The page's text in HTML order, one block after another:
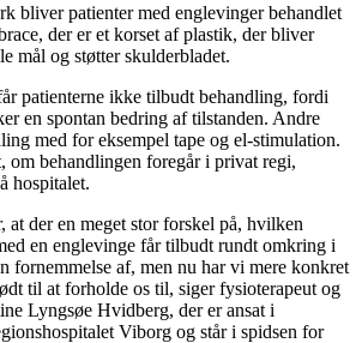
bliver patienter med englevinger behandlet
der er et korset af plastik, der bliver
mål og støtter skulderbladet.
patienterne ikke tilbudt behandling, fordi
en spontan bedring af tilstanden. Andre
med for eksempel tape og el-stimulation.
om behandlingen foregår i privat regi,
hospitalet.
at der en meget stor forskel på, hvilken
en englevinge får tilbudt rundt omkring i
fornemmelse af, men nu har vi mere konkret
til at forholde os til, siger fysioterapeut og
Lyngsøe Hvidberg, der er ansat i
Viborg og står i spidsen for